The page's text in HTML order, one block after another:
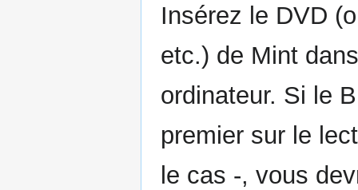
Insérez le DVD
etc.) de Mint
ordinateur. Si le
premier sur le
le cas -, vous